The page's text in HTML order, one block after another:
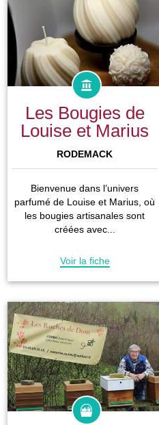
Les Bougies de
Louise et Marius
RODEMACK
Bienvenue dans l’univers
parfumé de Louise et Marius, où
les bougies artisanales sont
créées avec...
Voir la fiche